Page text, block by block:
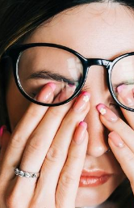
VIH : la
tous les
elle enfin ?
Pourquoi
gâche-t-il
jours de